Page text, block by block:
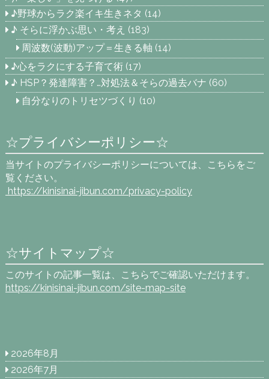
♪野球からラク楽イキ生きネタ (14)
♪ そらに浮かぶ思い・考え (183)
周波数(波動)アップ＝生きる軸 (14)
♪心をラクにする子育て術 (17)
♪ HSP？発達障害？…対処法＆そらの過去バナ (60)
自分なりのトリセツづくり (10)
☆プライバシーポリシー☆
当サイトのプライバシーポリシーについては、こちらをご
覧ください。
https://kinisinai-jibun.com/privacy-policy
☆サイトマップ☆
このサイトの記事一覧は、こちらでご確認いただけます。
https://kinisinai-jibun.com/site-map-site
2026年8月
2026年7月